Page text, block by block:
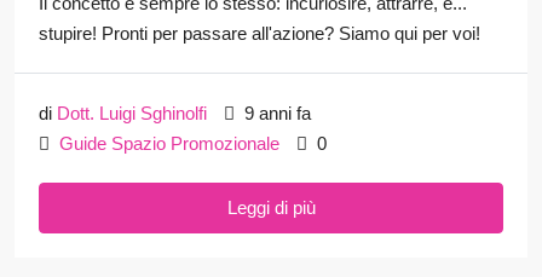
stupire! Pronti per passare all'azione? Siamo qui per voi!
di Dott. Luigi Sghinolfi
9 anni fa
Guide Spazio Promozionale
0
Leggi di più